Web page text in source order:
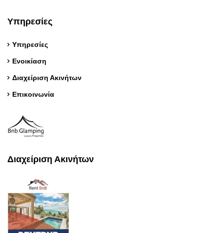
Υπηρεσίες
Υπηρεσίες
Ενοικίαση
Διαχείριση Ακινήτων
Επικοινωνία
Διαχείριση Ακινήτων